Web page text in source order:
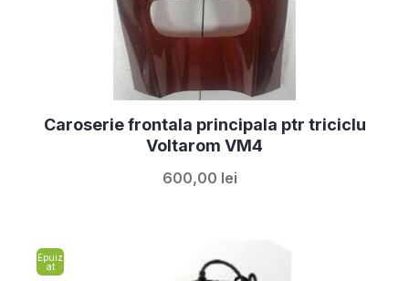
Caroserie frontala principala ptr triciclu
Voltarom VM4
600,00 lei
Epuiz
at